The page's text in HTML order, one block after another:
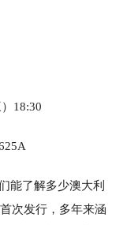
18:30
能了解多少澳大利
次发行，多年来涵